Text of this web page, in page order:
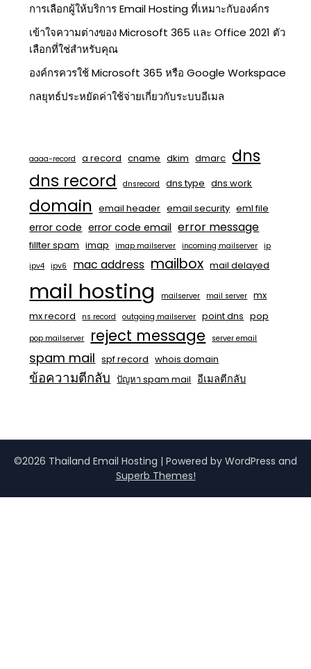
การเลือกผู้ให้บริการ Email Hosting ที่เหมาะกับองค์กร
เข้าใจความต่างของ Microsoft 365 และ Office 2021 ตัว
เลือกที่ใช่สำหรับคุณ
องค์กรควรใช้ Microsoft 365 หรือ Google Workspace
กลยุทธ์ประหยัดค่าใช้จ่ายเกี่ยวกับระบบอีเมล
aaaa-record a record cname dkim dmarc dns
dns record
dnsrecord dns type dns work
domain email header email security eml file
error code error code email error message
fillter spam imap imap mailserver incoming mailserver
ip
ipv4
ipv6 mac address mailbox mail delayed
mail hosting mailserver mail server
mx
mx record
ns record outgoing mailserver point dns pop
pop mailserver reject message server email
spam mail spf record whois domain
ข้อความตีกลับ ปัญหา spam mail อีเมลตีกลับ
©2026 Thailand Email Hosting | Powered by WordPress and
Superb Themes!